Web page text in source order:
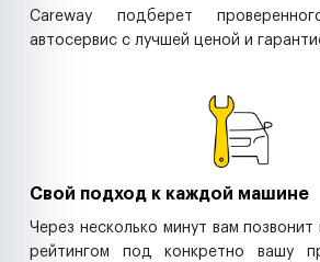
Careway подберет
автосервис с лучшей ценой и
Свой подход к каждой машине
Через несколько минут вам
рейтингом под конкретно вашу